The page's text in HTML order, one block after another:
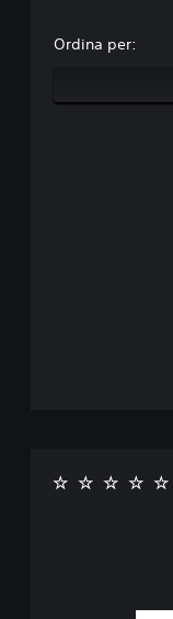
Ordina per: